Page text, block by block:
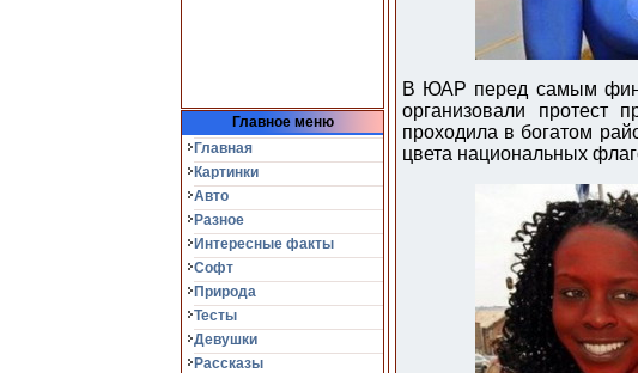
Главное меню
Главная
Картинки
Авто
Разное
Интересные факты
Софт
Природа
Тесты
Девушки
Рассказы
В ЮАР перед самым
организовали протест
проходила в богатом
цвета национальных